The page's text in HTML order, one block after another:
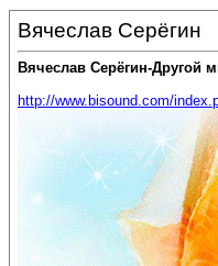
Вячеслав Серёгин
Вячеслав Серёгин-Другой
http://www.bisound.com/